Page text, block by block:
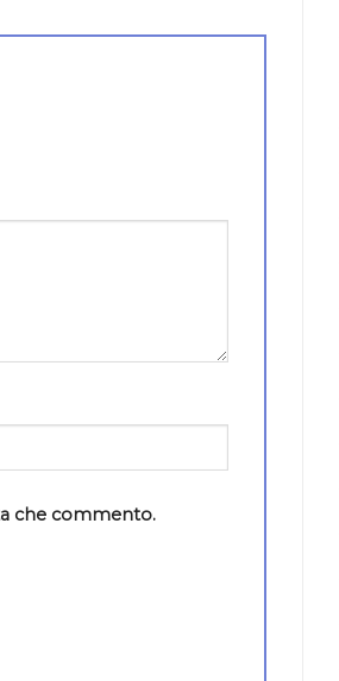
che commento.